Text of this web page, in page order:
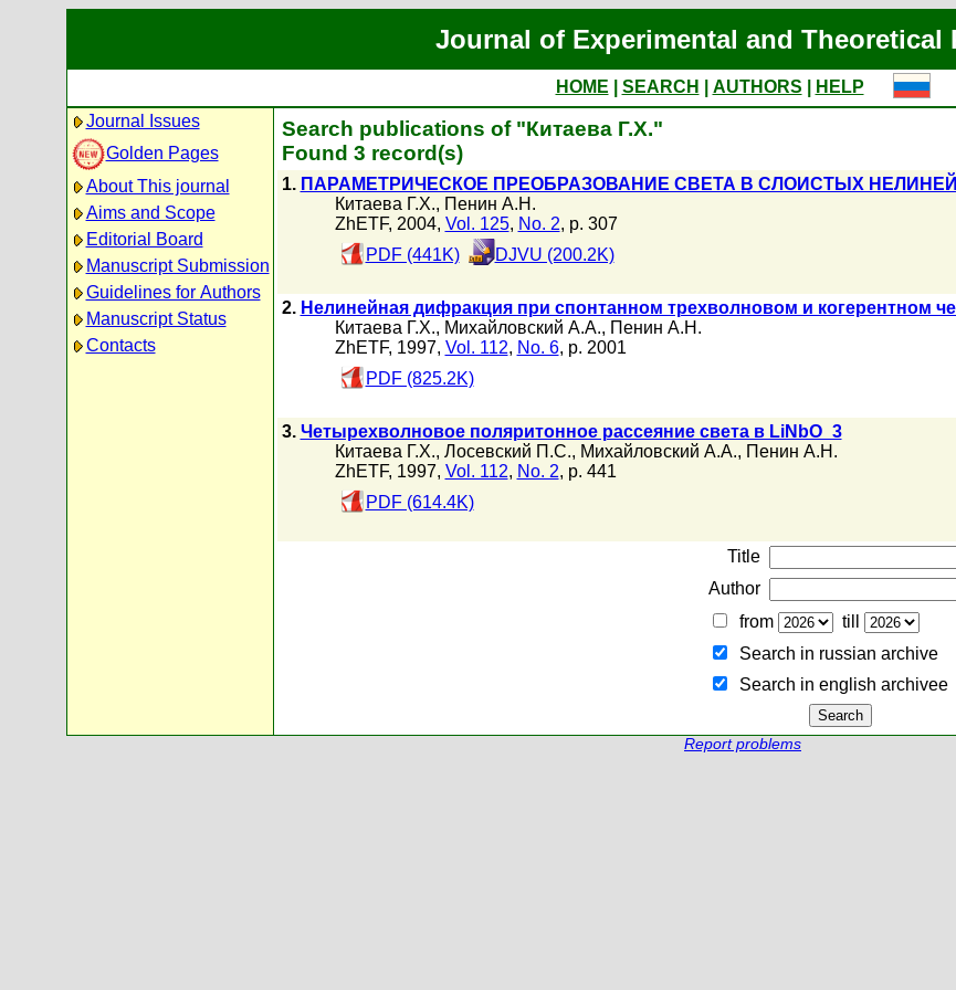
Journal of Experimental and Theoretical
HOME SEARCH AUTHORS
HELP
Journal Issues
Golden Pages
About This journal
Aims and Scope
Editorial Board
Manuscript Submission
Guidelines for Authors
Manuscript Status
Contacts
Search publications of "Китаева Г.Х."
Found 3 record(s)
1. ПАРАМЕТРИЧЕСКОЕ ПРЕОБРАЗОВАНИЕ СВЕТА В СЛОИСТЫХ
Китаева Г.Х., Пенин А.Н.
ZhETF, 2004, Vol. 125, No. 2, p. 307
PDF (441K)
DJVU (200.2K)
2. Нелинейная дифракция при спонтанном трехволновом и когерентном
Китаева Г.Х., Михайловский А.А., Пенин А.Н.
ZhETF, 1997, Vol. 112, No. 6, p. 2001
PDF (825.2K)
3. Четырехволновое поляритонное рассеяние света в LiNbO_3
Китаева Г.Х., Лосевский П.С., Михайловский А.А., Пенин А.Н.
ZhETF, 1997, Vol. 112, No. 2, p. 441
PDF (614.4K)
Title
Author
from
till
Search in russian archive
Search in english archiveе
Report problems